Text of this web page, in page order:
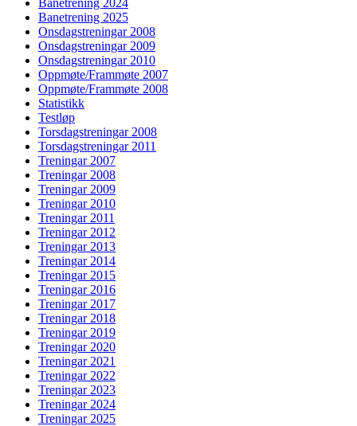
Banetrening 2025
Onsdagstreningar 2008
Onsdagstreningar 2009
Onsdagstreningar 2010
Oppmøte/Frammøte 2007
Oppmøte/Frammøte 2008
Statistikk
Testløp
Torsdagstreningar 2008
Torsdagstreningar 2011
Treningar 2007
Treningar 2008
Treningar 2009
Treningar 2010
Treningar 2011
Treningar 2012
Treningar 2013
Treningar 2014
Treningar 2015
Treningar 2016
Treningar 2017
Treningar 2018
Treningar 2019
Treningar 2020
Treningar 2021
Treningar 2022
Treningar 2023
Treningar 2024
Treningar 2025